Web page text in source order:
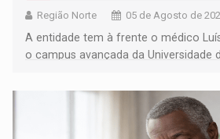
Região Norte 05 de Agosto de
A entidade tem à frente o médico
o campus avançada da Universidade